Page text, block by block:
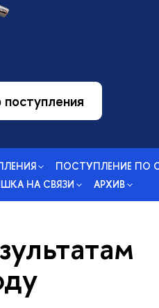
ПОСТУПЛЕНИЕ ПО
НА СВЯЗИ АРХИВ